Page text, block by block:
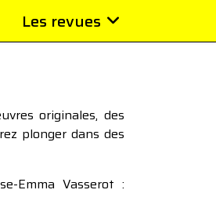
Les revues
originales, des
plonger dans des
Emma Vasserot :